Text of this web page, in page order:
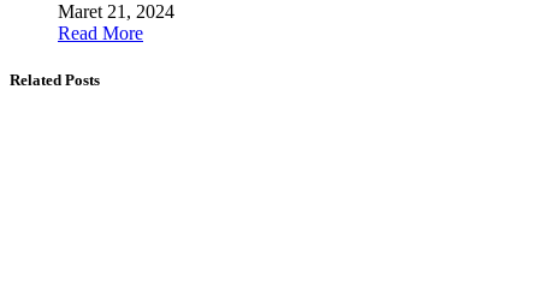
Maret 21, 2024
Read More
Related Posts